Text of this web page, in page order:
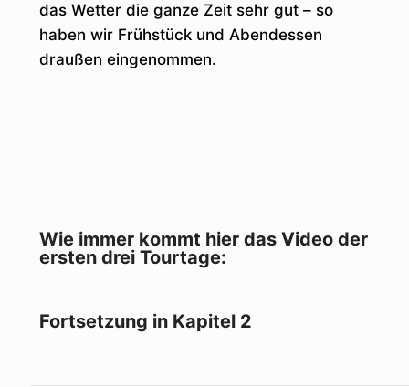
das Wetter die ganze Zeit sehr gut – so
haben wir Frühstück und Abendessen
draußen eingenommen.
Wie immer kommt hier das Video der
ersten drei Tourtage:
Fortsetzung in Kapitel 2